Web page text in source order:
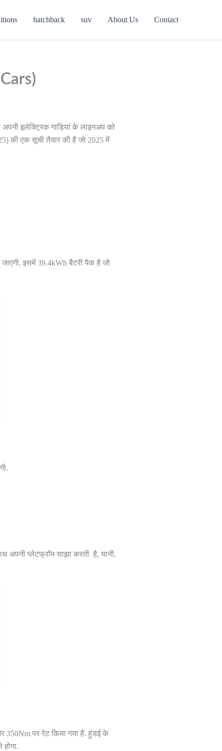
hatchback suv About Us Contact
अपनी इलेक्ट्रिक गाड़ियां के लाइनअप को
) की एक सूची तैयार की है जो 2025 में
जाएगी. इसमें 39.4kWh बैटरी पैक है जो
अपनी प्लेटफ्रॉम साझा करती है, यानी,
350Nm पर रेट किया गया है. हुंडई के